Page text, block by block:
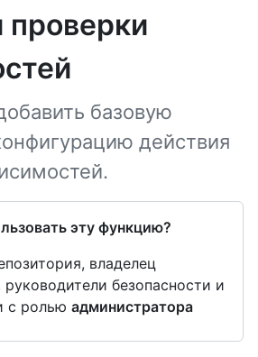
проверки
базовую
действия
эту функцию?
владелец
руководители безопасности и
с ролью администратора